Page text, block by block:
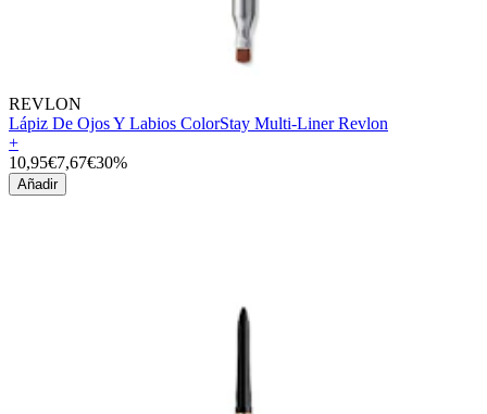
REVLON
Lápiz De Ojos Y Labios ColorStay Multi-Liner Revlon
+
10,95€7,67€30%
Añadir